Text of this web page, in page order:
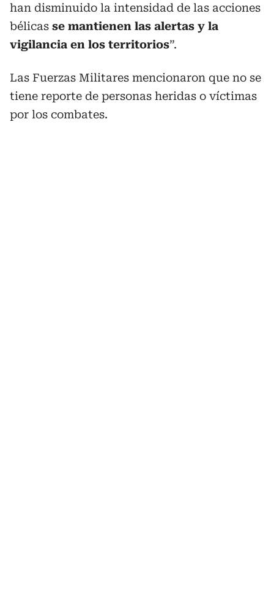
han disminuido la intensidad de las acciones
bélicas se mantienen las alertas y la
vigilancia en los territorios”.
Las Fuerzas Militares mencionaron que no se
tiene reporte de personas heridas o víctimas
por los combates.